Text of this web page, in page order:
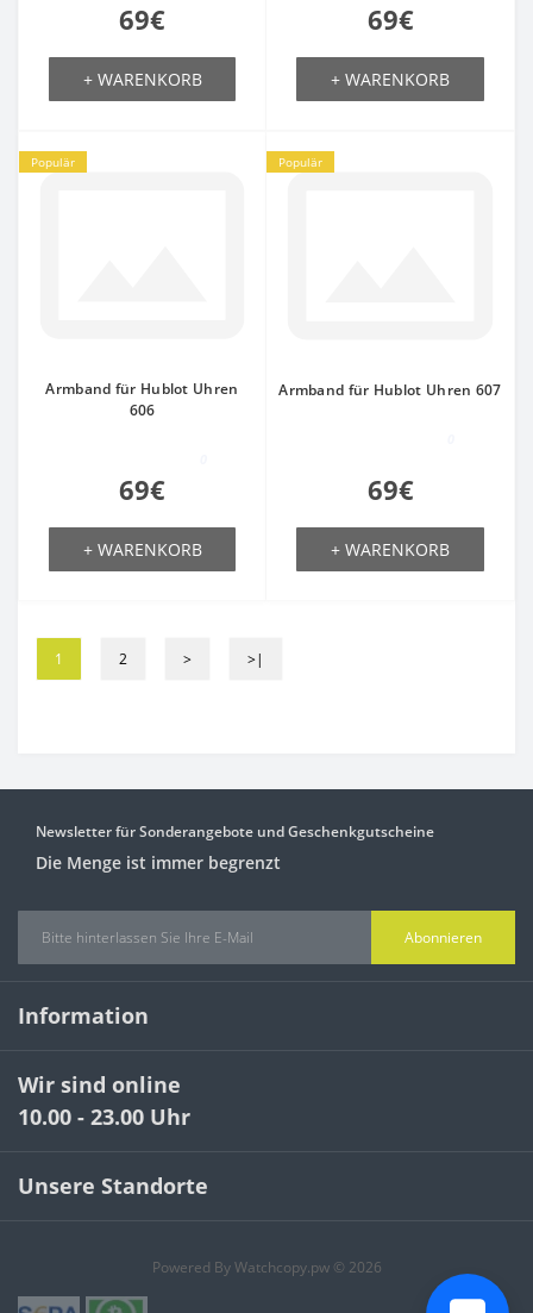
69€
+ WARENKORB
69€
+ WARENKORB
Populär
Armband für Hublot Uhren
606
69€
+ WARENKORB
Populär
Armband für Hublot Uhren 607
69€
+ WARENKORB
1 2 > >|
Newsletter für Sonderangebote und Geschenkgutscheine
Die Menge ist immer begrenzt
Abonnieren
Information
Wir sind online
10.00 - 23.00 Uhr
Unsere Standorte
Powered By Watchcopy.pw © 2026